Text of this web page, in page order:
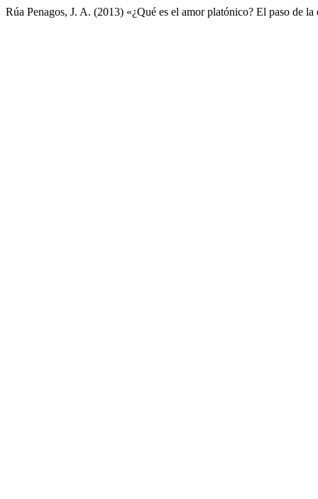
Rúa Penagos, J. A. (2013) «¿Qué es el amor platónico? El paso de